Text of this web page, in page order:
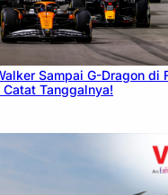
Sampai G-Dragon di
Tanggalnya!